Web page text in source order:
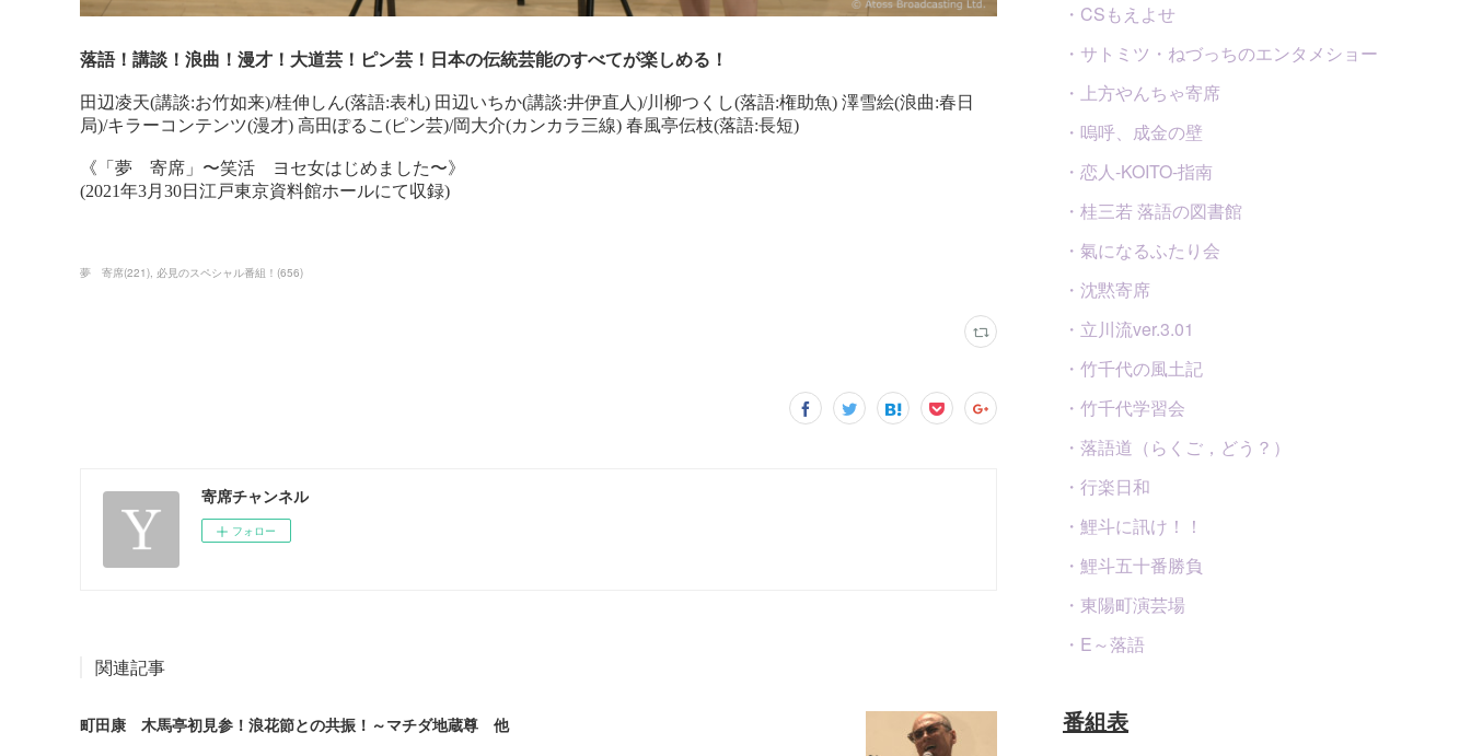
夢 寄席(221) 必見のスペシャル番組！ (656)
寄席チャンネル
フォロー
関連記事
町田康 木馬亭初見参！浪花節との共振！～マチダ地蔵尊 他
・CSもえよせ
・サトミツ・ねづっちのエンタメショー
・上方やんちゃ寄席
・嗚呼、成金の壁
・恋人-KOITO-指南
・桂三若 落語の図書館
・氣になるふたり会
・沈黙寄席
・立川流ver.3.01
・竹千代の風土記
・竹千代学習会
・落語道（らくご，どう？）
・行楽日和
・鯉斗に訊け！！
・鯉斗五十番勝負
・東陽町演芸場
・E～落語
番組表